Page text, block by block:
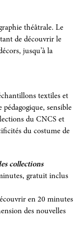
théâtrale. Le
de découvrir le
jusqu’à la
textiles et
sensible
du CNCS et
du costume de
collections
gratuit inclus
en 20 minutes
des nouvelles